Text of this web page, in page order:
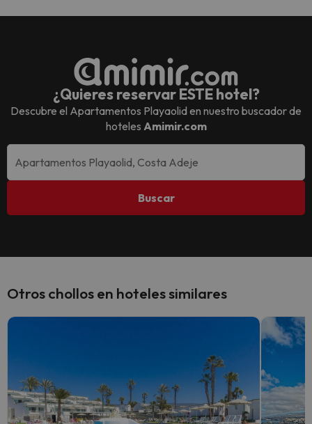
¿Quieres reservar ESTE hotel?
Descubre el Apartamentos Playaoliden nuestro buscador de
hoteles Amimir.com
Buscar
Otros chollos en hoteles similares